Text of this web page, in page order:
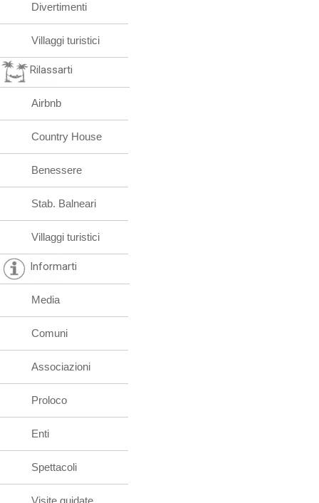
Divertimenti
Villaggi turistici
Rilassarti
Airbnb
Country House
Benessere
Stab. Balneari
Villaggi turistici
Informarti
Media
Comuni
Associazioni
Proloco
Enti
Spettacoli
Visite guidate